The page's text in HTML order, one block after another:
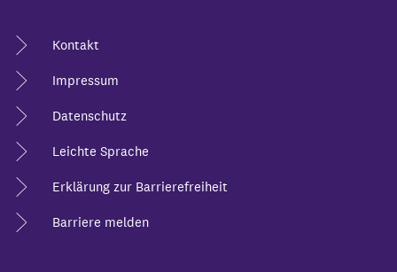
Kontakt
Impressum
Datenschutz
Leichte Sprache
Erklärung zur Barrierefreiheit
Barriere melden